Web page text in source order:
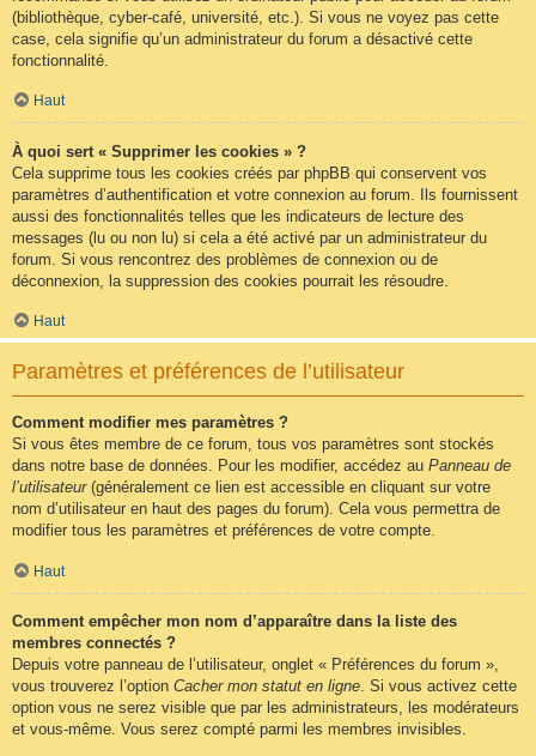
(bibliothèque, cyber-café, université, etc.). Si vous ne voyez pas cette
case, cela signifie qu’un administrateur du forum a désactivé cette
fonctionnalité.
Haut
À quoi sert « Supprimer les cookies » ?
Cela supprime tous les cookies créés par phpBB qui conservent vos
paramètres d’authentification et votre connexion au forum. Ils fournissent
aussi des fonctionnalités telles que les indicateurs de lecture des
messages (lu ou non lu) si cela a été activé par un administrateur du
forum. Si vous rencontrez des problèmes de connexion ou de
déconnexion, la suppression des cookies pourrait les résoudre.
Haut
Paramètres et préférences de l’utilisateur
Comment modifier mes paramètres ?
Si vous êtes membre de ce forum, tous vos paramètres sont stockés
dans notre base de données. Pour les modifier, accédez au Panneau de
l’utilisateur(généralement ce lien est accessible en cliquant sur votre
nom d’utilisateur en haut des pages du forum). Cela vous permettra de
modifier tous les paramètres et préférences de votre compte.
Haut
Comment empêcher mon nom d’apparaître dans la liste des
membres connectés ?
Depuis votre panneau de l’utilisateur, onglet « Préférences du forum »,
vous trouverez l’option Cacher mon statut en ligne . Si vous activez cette
option vous ne serez visible que par les administrateurs, les modérateurs
et vous-même. Vous serez compté parmi les membres invisibles.